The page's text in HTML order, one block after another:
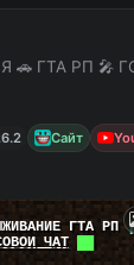
ГТА РП 🎤
Сайт
ГТА РП|
ЧАТ